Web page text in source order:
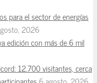
para el sector de energías
2026
edición con más de 6 mil
12.700 visitantes, cerca